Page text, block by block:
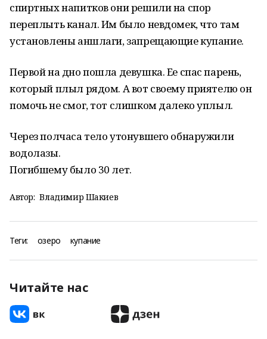
спиртных напитков они решили на спор
переплыть канал. Им было невдомек, что там
установлены аншлаги, запрещающие купание.
Первой на дно пошла девушка. Ее спас парень,
который плыл рядом. А вот своему приятелю он
помочь не смог, тот слишком далеко уплыл.
Через полчаса тело утонувшего обнаружили
водолазы.
Погибшему было 30 лет.
Автор: Владимир Шакиев
Теги: озеро купание
Читайте нас